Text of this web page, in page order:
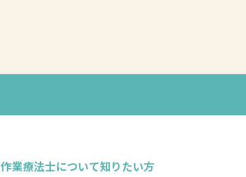
作業療法士について知りたい方